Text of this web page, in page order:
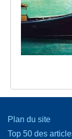
Plan du site
Top 50 des